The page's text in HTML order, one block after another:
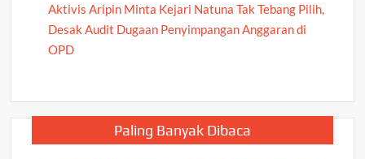
Aktivis Aripin Minta Kejari Natuna Tak Tebang Pilih,
Desak Audit Dugaan Penyimpangan Anggaran di
OPD
Paling Banyak Dibaca